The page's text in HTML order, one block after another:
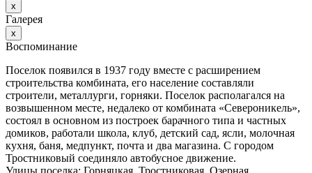
х
Галерея
х
Воспоминание
Поселок появился в 1937 году вместе с расширением
строительства комбината, его население составляли
строители, металлурги, горняки. Поселок располагался на
возвышенном месте, недалеко от комбината «Североникель»,
состоял в основном из построек барачного типа и частных
домиков, работали школа, клуб, детский сад, ясли, молочная
кухня, баня, медпункт, почта и два магазина. С городом
Тростниковый соединяло автобусное движение.
Улицы поселка: Горняцкая, Тростниковая, Озерная,